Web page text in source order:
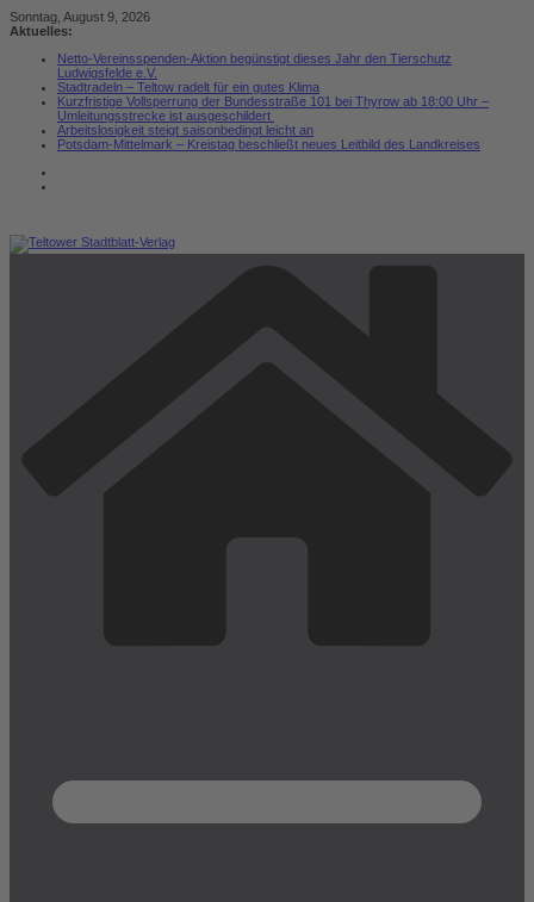
Zum
Inhalt
Sonntag, August 9, 2026
Aktuelles:
Netto-Vereinsspenden-Aktion begünstigt dieses Jahr den Tierschutz
Ludwigsfelde e.V.
Stadtradeln – Teltow radelt für ein gutes Klima
Kurzfristige Vollsperrung der Bundesstraße 101 bei Thyrow ab 18:00 Uhr –
Umleitungsstrecke ist ausgeschildert
Arbeitslosigkeit steigt saisonbedingt leicht an
Potsdam-Mittelmark – Kreistag beschließt neues Leitbild des Landkreises